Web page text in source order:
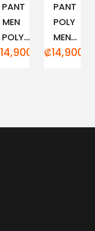
PANT
MEN
POLY...
14,900.00
PANT
POLY
MEN...
₡